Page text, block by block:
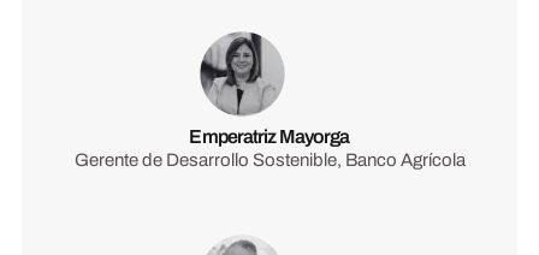
Emperatriz Mayorga
Gerente de Desarrollo Sostenible, Banco Agrícola